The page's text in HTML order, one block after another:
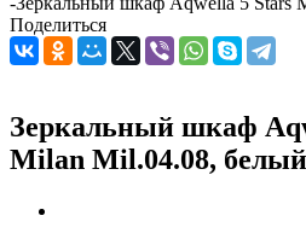
Поделиться
Зеркальный шкаф
Milan Mil.04.08, белый